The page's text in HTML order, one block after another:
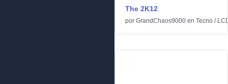
The 2K12
por GrandChaos9000 en Tecno /